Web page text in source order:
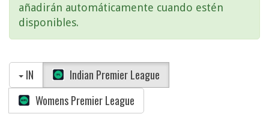
añadirán automáticamente cuando estén
disponibles.
IN
Indian Premier League
Womens Premier League